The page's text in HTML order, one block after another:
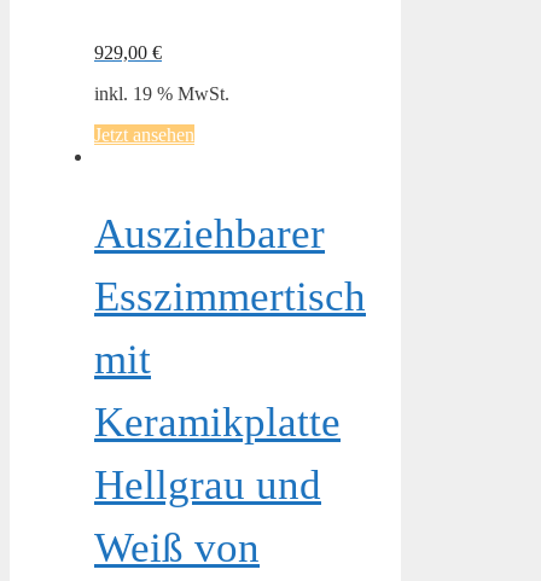
929,00 €
inkl. 19 % MwSt.
Jetzt ansehen
Ausziehbarer
Esszimmertisch
mit
Keramikplatte
Hellgrau und
Weiß von